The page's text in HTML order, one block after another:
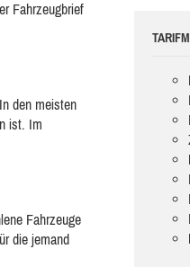
Fahrzeugbrief
den meisten
ist. Im
Fahrzeuge
die jemand